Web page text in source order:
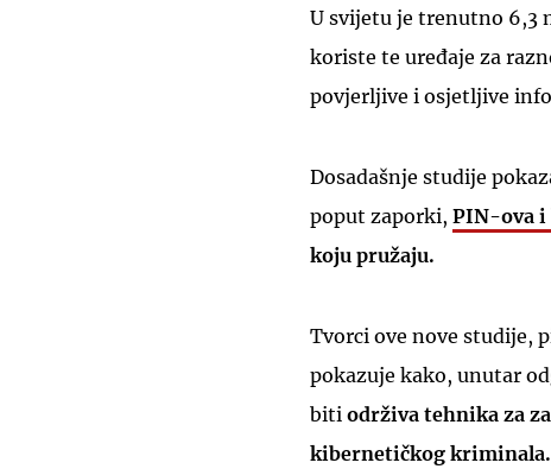
U svijetu je trenutno 6,3
koriste te uređaje za
povjerljive i osjetljive
Dosadašnje studije
poput zaporki, PIN-ova
koju pružaju.
Tvorci ove nove studije,
pokazuje kako, unutar
biti održiva tehnika za
kibernetičkog kriminala.